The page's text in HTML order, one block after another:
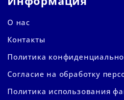
О нас
Контакты
Политика
Согласие на обработку
Политика использования